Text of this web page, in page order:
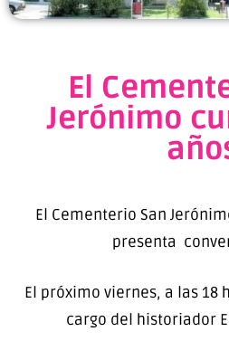
El
Jerónimo
El Cementerio San
presenta
El próximo viernes, a las 18
cargo del historiador